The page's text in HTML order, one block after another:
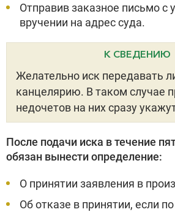
Отправив заказное письмо с
вручении на адрес суда.
К СВЕДЕНИЮ
Желательно иск передавать
канцелярию. В таком случае
недочетов на них сразу
После подачи иска в течение
обязан вынести определение:
О принятии заявления в
Об отказе в принятии, если